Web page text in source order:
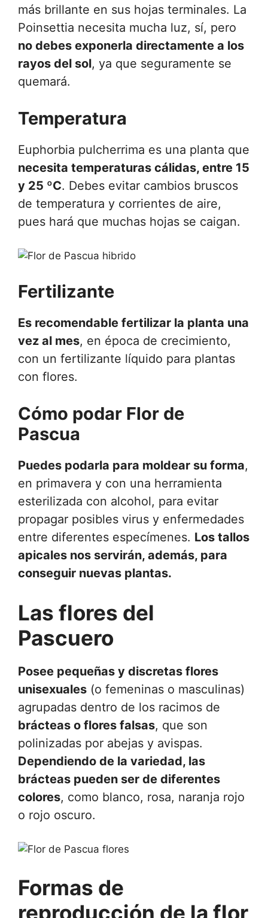
más brillante en sus hojas terminales. La
Poinsettia necesita mucha luz, sí, pero
no debes exponerla directamente a los
rayos del sol, ya que seguramente se
quemará.
Temperatura
Euphorbia pulcherrima es una planta que
necesita temperaturas cálidas, entre 15
y 25 ºC. Debes evitar cambios bruscos
de temperatura y corrientes de aire,
pues hará que muchas hojas se caigan.
Fertilizante
Es recomendable fertilizar la planta una
vez al mes, en época de crecimiento,
con un fertilizante líquido para plantas
con flores.
Cómo podar Flor de
Pascua
Puedes podarla para moldear su forma,
en primavera y con una herramienta
esterilizada con alcohol, para evitar
propagar posibles virus y enfermedades
entre diferentes especímenes. Los tallos
apicales nos servirán, además, para
conseguir nuevas plantas.
Las flores del
Pascuero
Posee pequeñas y discretas flores
unisexuales (o femeninas o masculinas)
agrupadas dentro de los racimos de
brácteas o flores falsas, que son
polinizadas por abejas y avispas.
Dependiendo de la variedad, las
brácteas pueden ser de diferentes
colores, como blanco, rosa, naranja rojo
o rojo oscuro.
Formas de
reproducción de la flor